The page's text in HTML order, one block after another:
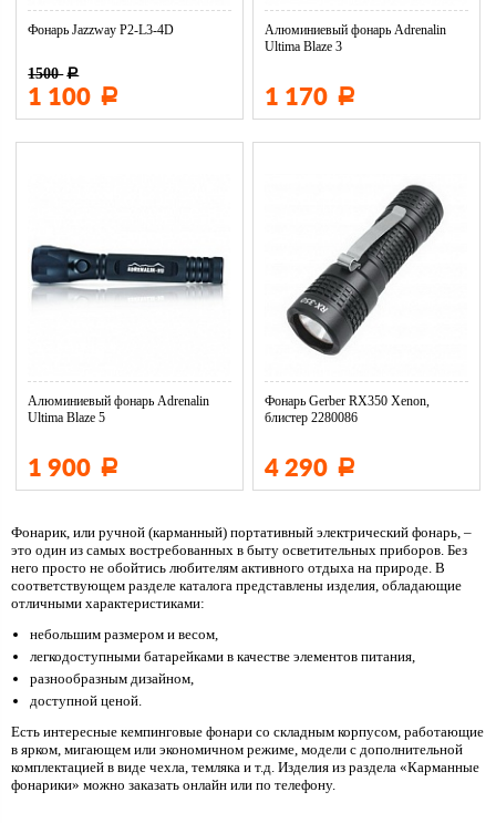
Фонарь Jazzway P2-L3-4D
1500 Р
1 100 Р
Алюминиевый фонарь Adrenalin
Ultima Blaze 3
1 170 Р
Алюминиевый фонарь Adrenalin
Ultima Blaze 5
1 900 Р
Фонарь Gerber RX350 Xenon,
блистер 2280086
4 290 Р
Фонарик, или ручной (карманный) портативный электрический фонарь, –
это один из самых востребованных в быту осветительных приборов. Без
него просто не обойтись любителям активного отдыха на природе. В
соответствующем разделе каталога представлены изделия, обладающие
отличными характеристиками:
небольшим размером и весом,
легкодоступными батарейками в качестве элементов питания,
разнообразным дизайном,
доступной ценой.
Есть интересные кемпинговые фонари со складным корпусом, работающие
в ярком, мигающем или экономичном режиме, модели с дополнительной
комплектацией в виде чехла, темляка и т.д. Изделия из раздела «Карманные
фонарики» можно заказать онлайн или по телефону.